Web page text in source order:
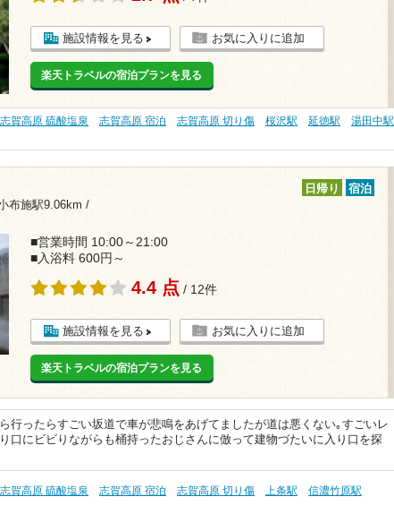
施設情報を見る お気に入りに追加
楽天トラベルの宿泊プランを見る
志賀高原 硫酸塩泉 志賀高原 宿泊 志賀高原 切り傷 桜沢駅 延徳駅
湯田中駅
布施駅9.06km /
日帰り 宿泊
■営業時間 10:00～21:00
■入浴料 600円～
4.4 点 / 12件
施設情報を見る お気に入りに追加
楽天トラベルの宿泊プランを見る
行ったらすごい坂道で車が悲鳴をあげてましたが道は悪くない｡すごいレ
口にビビりながらも桶持ったおじさんに倣って建物づたいに入り口を探
志賀高原 硫酸塩泉 志賀高原 宿泊 志賀高原 切り傷 上条駅
信濃竹原駅